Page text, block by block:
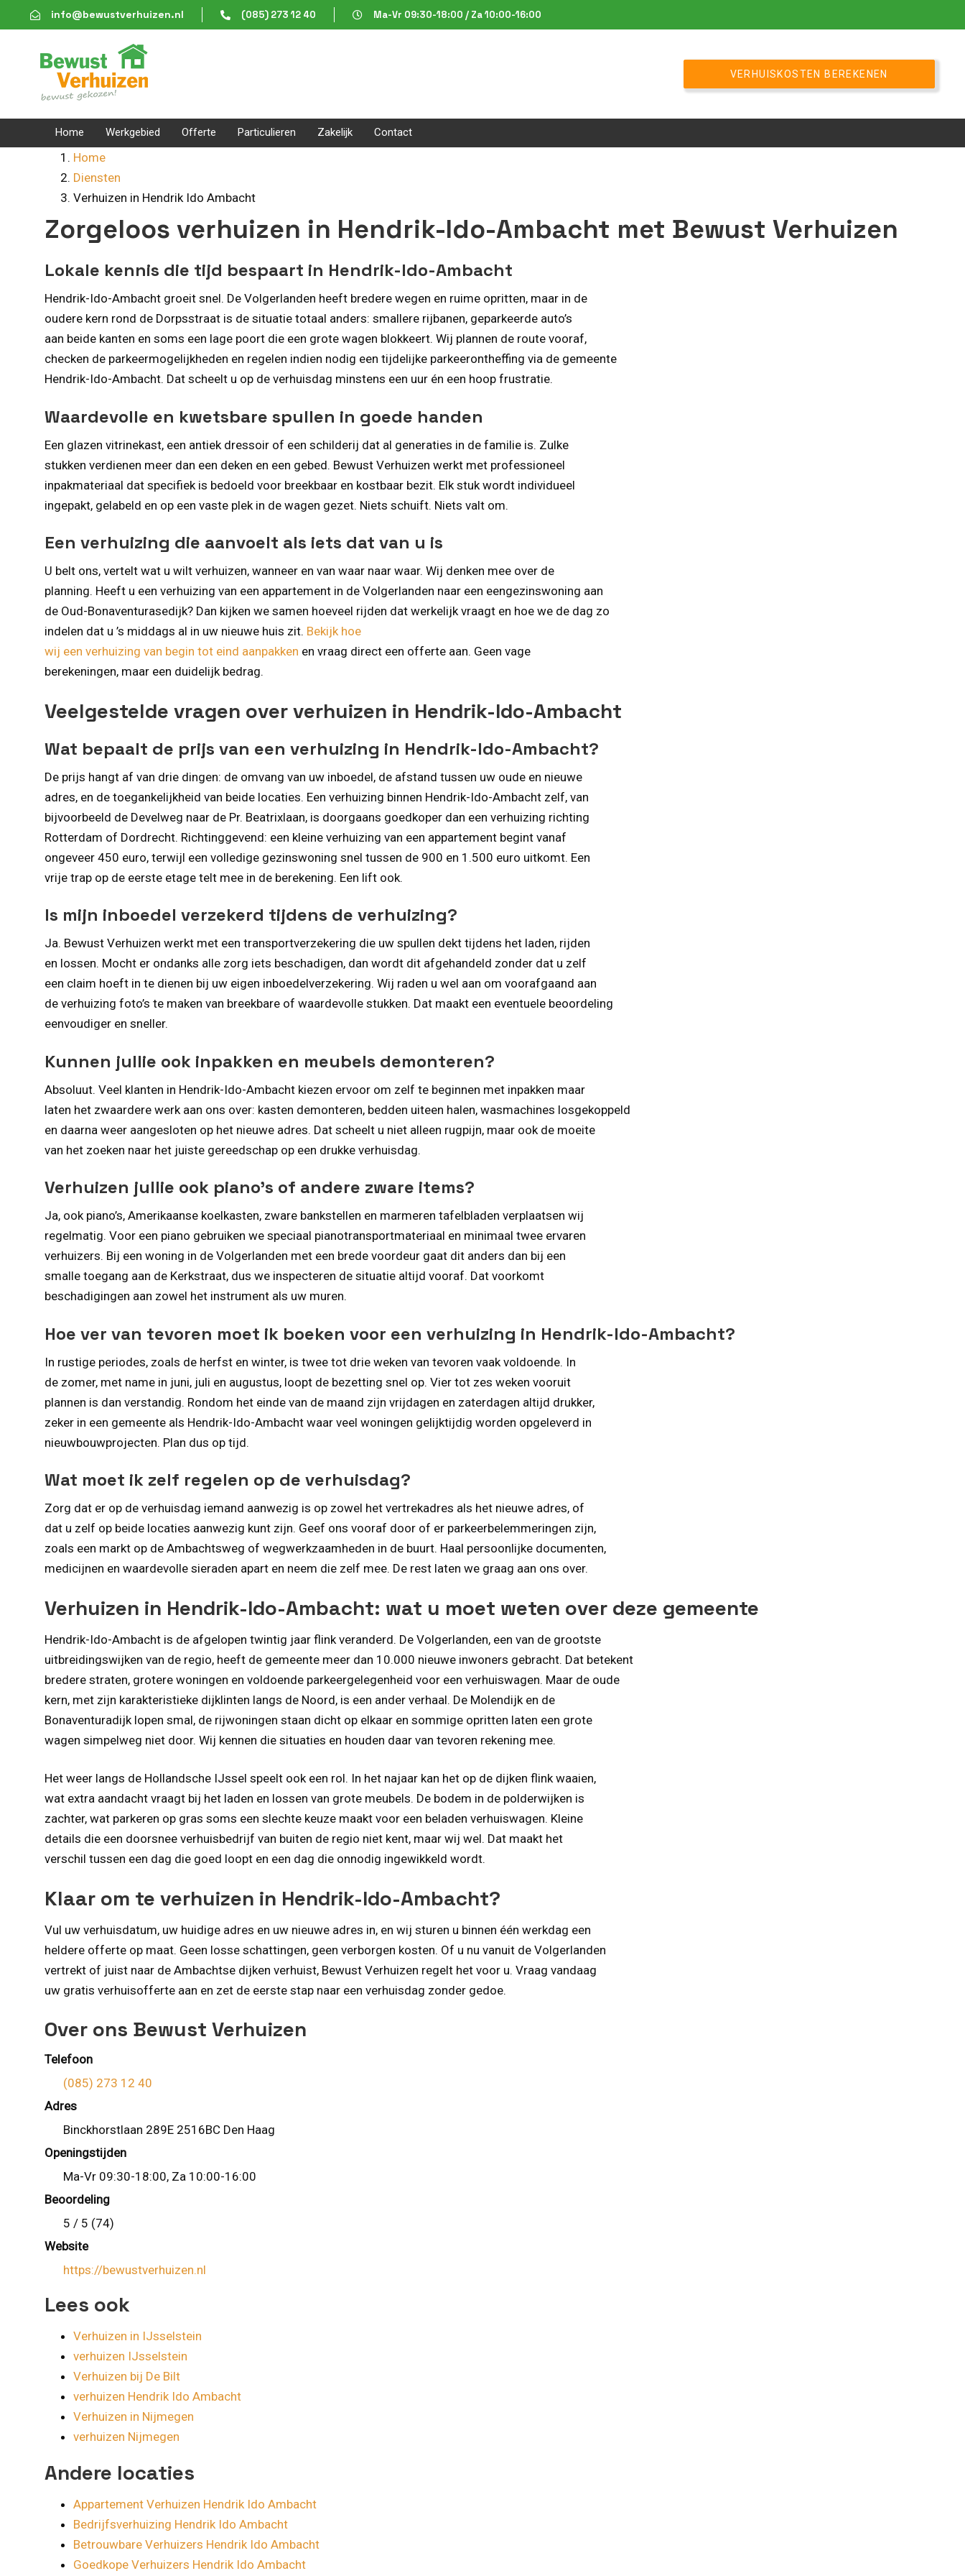
links
to
content
info@bewustverhuizen.nl (085) 273 12 40 Ma-Vr 09:30-18:00 / Za 10:00-16:00
VERHUISKOSTEN BEREKENEN
Home Werkgebied Offerte Particulieren Zakelijk Contact
Home
Diensten
Verhuizen in Hendrik Ido Ambacht
Zorgeloos verhuizen in Hendrik-Ido-Ambacht met Bewust Verhuizen
Lokale kennis die tijd bespaart in Hendrik-Ido-Ambacht
Hendrik-Ido-Ambacht groeit snel. De Volgerlanden heeft bredere wegen en ruime opritten, maar in de
oudere kern rond de Dorpsstraat is de situatie totaal anders: smallere rijbanen, geparkeerde auto’s
aan beide kanten en soms een lage poort die een grote wagen blokkeert. Wij plannen de route vooraf,
checken de parkeermogelijkheden en regelen indien nodig een tijdelijke parkeerontheffing via de gemeente
Hendrik-Ido-Ambacht. Dat scheelt u op de verhuisdag minstens een uur én een hoop frustratie.
Waardevolle en kwetsbare spullen in goede handen
Een glazen vitrinekast, een antiek dressoir of een schilderij dat al generaties in de familie is. Zulke
stukken verdienen meer dan een deken en een gebed. Bewust Verhuizen werkt met professioneel
inpakmateriaal dat specifiek is bedoeld voor breekbaar en kostbaar bezit. Elk stuk wordt individueel
ingepakt, gelabeld en op een vaste plek in de wagen gezet. Niets schuift. Niets valt om.
Een verhuizing die aanvoelt als iets dat van u is
U belt ons, vertelt wat u wilt verhuizen, wanneer en van waar naar waar. Wij denken mee over de
planning. Heeft u een verhuizing van een appartement in de Volgerlanden naar een eengezinswoning aan
de Oud-Bonaventurasedijk? Dan kijken we samen hoeveel rijden dat werkelijk vraagt en hoe we de dag zo
indelen dat u ’s middags al in uw nieuwe huis zit. Bekijk hoe
wij een verhuizing van begin tot eind aanpakken en vraag direct een offerte aan. Geen vage
berekeningen, maar een duidelijk bedrag.
Veelgestelde vragen over verhuizen in Hendrik-Ido-Ambacht
Wat bepaalt de prijs van een verhuizing in Hendrik-Ido-Ambacht?
De prijs hangt af van drie dingen: de omvang van uw inboedel, de afstand tussen uw oude en nieuwe
adres, en de toegankelijkheid van beide locaties. Een verhuizing binnen Hendrik-Ido-Ambacht zelf, van
bijvoorbeeld de Develweg naar de Pr. Beatrixlaan, is doorgaans goedkoper dan een verhuizing richting
Rotterdam of Dordrecht. Richtinggevend: een kleine verhuizing van een appartement begint vanaf
ongeveer 450 euro, terwijl een volledige gezinswoning snel tussen de 900 en 1.500 euro uitkomt. Een
vrije trap op de eerste etage telt mee in de berekening. Een lift ook.
Is mijn inboedel verzekerd tijdens de verhuizing?
Ja. Bewust Verhuizen werkt met een transportverzekering die uw spullen dekt tijdens het laden, rijden
en lossen. Mocht er ondanks alle zorg iets beschadigen, dan wordt dit afgehandeld zonder dat u zelf
een claim hoeft in te dienen bij uw eigen inboedelverzekering. Wij raden u wel aan om voorafgaand aan
de verhuizing foto’s te maken van breekbare of waardevolle stukken. Dat maakt een eventuele beoordeling
eenvoudiger en sneller.
Kunnen jullie ook inpakken en meubels demonteren?
Absoluut. Veel klanten in Hendrik-Ido-Ambacht kiezen ervoor om zelf te beginnen met inpakken maar
laten het zwaardere werk aan ons over: kasten demonteren, bedden uiteen halen, wasmachines losgekoppeld
en daarna weer aangesloten op het nieuwe adres. Dat scheelt u niet alleen rugpijn, maar ook de moeite
van het zoeken naar het juiste gereedschap op een drukke verhuisdag.
Verhuizen jullie ook piano’s of andere zware items?
Ja, ook piano’s, Amerikaanse koelkasten, zware bankstellen en marmeren tafelbladen verplaatsen wij
regelmatig. Voor een piano gebruiken we speciaal pianotransportmateriaal en minimaal twee ervaren
verhuizers. Bij een woning in de Volgerlanden met een brede voordeur gaat dit anders dan bij een
smalle toegang aan de Kerkstraat, dus we inspecteren de situatie altijd vooraf. Dat voorkomt
beschadigingen aan zowel het instrument als uw muren.
Hoe ver van tevoren moet ik boeken voor een verhuizing in Hendrik-Ido-Ambacht?
In rustige periodes, zoals de herfst en winter, is twee tot drie weken van tevoren vaak voldoende. In
de zomer, met name in juni, juli en augustus, loopt de bezetting snel op. Vier tot zes weken vooruit
plannen is dan verstandig. Rondom het einde van de maand zijn vrijdagen en zaterdagen altijd drukker,
zeker in een gemeente als Hendrik-Ido-Ambacht waar veel woningen gelijktijdig worden opgeleverd in
nieuwbouwprojecten. Plan dus op tijd.
Wat moet ik zelf regelen op de verhuisdag?
Zorg dat er op de verhuisdag iemand aanwezig is op zowel het vertrekadres als het nieuwe adres, of
dat u zelf op beide locaties aanwezig kunt zijn. Geef ons vooraf door of er parkeerbelemmeringen zijn,
zoals een markt op de Ambachtsweg of wegwerkzaamheden in de buurt. Haal persoonlijke documenten,
medicijnen en waardevolle sieraden apart en neem die zelf mee. De rest laten we graag aan ons over.
Verhuizen in Hendrik-Ido-Ambacht: wat u moet weten over deze gemeente
Hendrik-Ido-Ambacht is de afgelopen twintig jaar flink veranderd. De Volgerlanden, een van de grootste
uitbreidingswijken van de regio, heeft de gemeente meer dan 10.000 nieuwe inwoners gebracht. Dat betekent
bredere straten, grotere woningen en voldoende parkeergelegenheid voor een verhuiswagen. Maar de oude
kern, met zijn karakteristieke dijklinten langs de Noord, is een ander verhaal. De Molendijk en de
Bonaventuradijk lopen smal, de rijwoningen staan dicht op elkaar en sommige opritten laten een grote
wagen simpelweg niet door. Wij kennen die situaties en houden daar van tevoren rekening mee.
Het weer langs de Hollandsche IJssel speelt ook een rol. In het najaar kan het op de dijken flink waaien,
wat extra aandacht vraagt bij het laden en lossen van grote meubels. De bodem in de polderwijken is
zachter, wat parkeren op gras soms een slechte keuze maakt voor een beladen verhuiswagen. Kleine
details die een doorsnee verhuisbedrijf van buiten de regio niet kent, maar wij wel. Dat maakt het
verschil tussen een dag die goed loopt en een dag die onnodig ingewikkeld wordt.
Klaar om te verhuizen in Hendrik-Ido-Ambacht?
Vul uw verhuisdatum, uw huidige adres en uw nieuwe adres in, en wij sturen u binnen één werkdag een
heldere offerte op maat. Geen losse schattingen, geen verborgen kosten. Of u nu vanuit de Volgerlanden
vertrekt of juist naar de Ambachtse dijken verhuist, Bewust Verhuizen regelt het voor u. Vraag vandaag
uw gratis verhuisofferte aan en zet de eerste stap naar een verhuisdag zonder gedoe.
Over ons Bewust Verhuizen
Telefoon
(085) 273 12 40
Adres
Binckhorstlaan 289E 2516BC Den Haag
Openingstijden
Ma-Vr 09:30-18:00, Za 10:00-16:00
Beoordeling
5 / 5 (74)
Website
https://bewustverhuizen.nl
Lees ook
Verhuizen in IJsselstein
verhuizen IJsselstein
Verhuizen bij De Bilt
verhuizen Hendrik Ido Ambacht
Verhuizen in Nijmegen
verhuizen Nijmegen
Andere locaties
Appartement Verhuizen Hendrik Ido Ambacht
Bedrijfsverhuizing Hendrik Ido Ambacht
Betrouwbare Verhuizers Hendrik Ido Ambacht
Goedkope Verhuizers Hendrik Ido Ambacht